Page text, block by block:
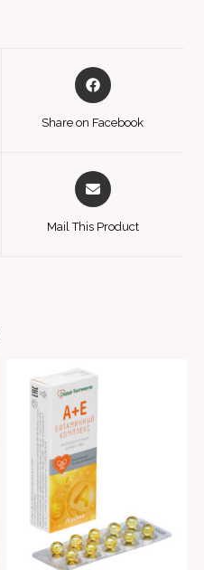
Share on Facebook
Mail This Product